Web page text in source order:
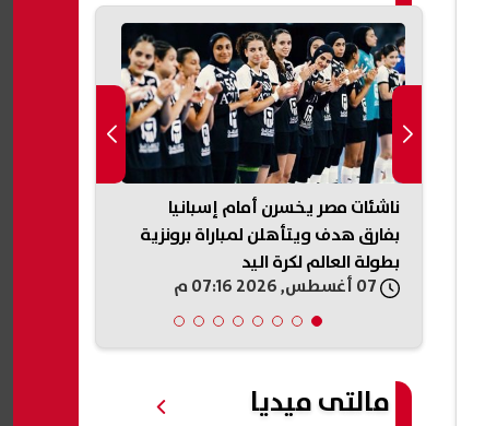
ناشئات مصر يخسرن أمام إسبانيا
بفارق هدف ويتأهلن لمباراة برونزية
بطولة العالم لكرة اليد
مالتى ميديا